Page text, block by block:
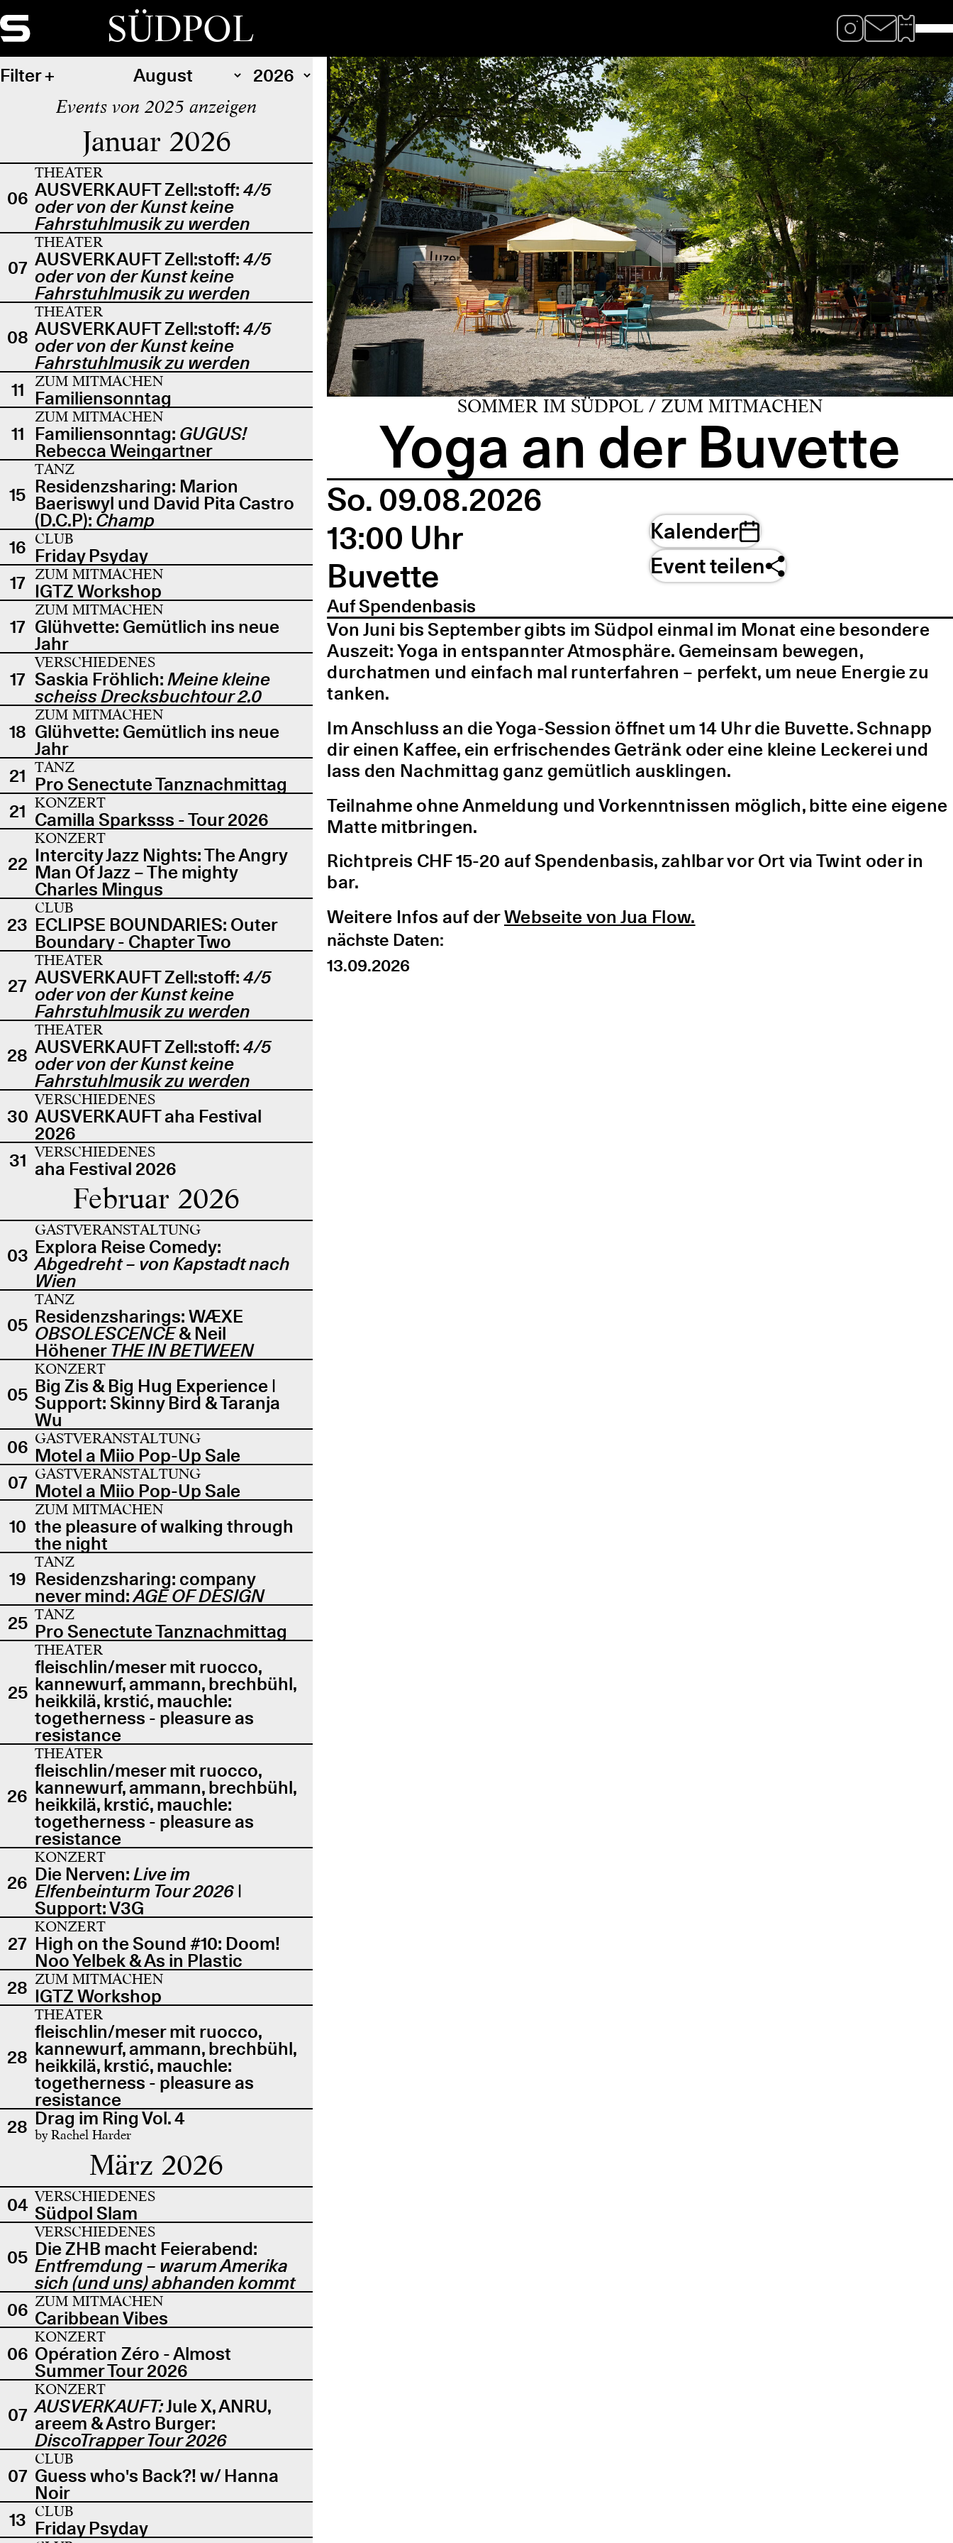
SÜDPOL
Filter
Events von 2025 anzeigen
Januar 2026
06
THEATER
AUSVERKAUFT Zell:stoff: 4/5
oder von der Kunst keine
Fahrstuhlmusik zu werden
07
THEATER
AUSVERKAUFT Zell:stoff: 4/5
oder von der Kunst keine
Fahrstuhlmusik zu werden
08
THEATER
AUSVERKAUFT Zell:stoff: 4/5
oder von der Kunst keine
Fahrstuhlmusik zu werden
11
ZUM MITMACHEN
Familiensonntag
11
ZUM MITMACHEN
Familiensonntag: GUGUS!
Rebecca Weingartner
15
TANZ
Residenzsharing: Marion
Baeriswyl und David Pita Castro
(D.C.P): Champ
16 CLUB
Friday Psyday
17 ZUM MITMACHEN
IGTZ Workshop
17
ZUM MITMACHEN
Glühvette: Gemütlich ins neue
Jahr
17
VERSCHIEDENES
Saskia Fröhlich: Meine kleine
scheiss Drecksbuchtour 2.0
18
ZUM MITMACHEN
Glühvette: Gemütlich ins neue
Jahr
21 TANZ
Pro Senectute Tanznachmittag
21 KONZERT
Camilla Sparksss - Tour 2026
22
KONZERT
Intercity Jazz Nights: The Angry
Man Of Jazz – The mighty
Charles Mingus
23
CLUB
ECLIPSE BOUNDARIES: Outer
Boundary - Chapter Two
27
THEATER
AUSVERKAUFT Zell:stoff: 4/5
oder von der Kunst keine
Fahrstuhlmusik zu werden
28
THEATER
AUSVERKAUFT Zell:stoff: 4/5
oder von der Kunst keine
Fahrstuhlmusik zu werden
30
VERSCHIEDENES
AUSVERKAUFT aha Festival
2026
31 VERSCHIEDENES
aha Festival 2026
Februar 2026
03
GASTVERANSTALTUNG
Explora Reise Comedy:
Abgedreht – von Kapstadt nach
Wien
05
TANZ
Residenzsharings: WÆXE
OBSOLESCENCE& Neil
Höhener THE IN BETWEEN
05
KONZERT
Big Zis & Big Hug Experience |
Support: Skinny Bird & Taranja
Wu
06 GASTVERANSTALTUNG
Motel a Miio Pop-Up Sale
07 GASTVERANSTALTUNG
Motel a Miio Pop-Up Sale
10
ZUM MITMACHEN
the pleasure of walking through
the night
19
TANZ
Residenzsharing: company
never mind:AGE OF DESIGN
25 TANZ
Pro Senectute Tanznachmittag
25
THEATER
fleischlin/meser mit ruocco,
kannewurf, ammann, brechbühl,
heikkilä, krstić, mauchle:
togetherness - pleasure as
resistance
26
THEATER
fleischlin/meser mit ruocco,
kannewurf, ammann, brechbühl,
heikkilä, krstić, mauchle:
togetherness - pleasure as
resistance
26
KONZERT
Die Nerven:Live im
Elfenbeinturm Tour 2026 |
Support: V3G
27
KONZERT
High on the Sound #10: Doom!
Noo Yelbek & As in Plastic
28 ZUM MITMACHEN
IGTZ Workshop
28
THEATER
fleischlin/meser mit ruocco,
kannewurf, ammann, brechbühl,
heikkilä, krstić, mauchle:
togetherness - pleasure as
resistance
28 Drag im Ring Vol. 4
by Rachel Harder
März 2026
04 VERSCHIEDENES
Südpol Slam
05
VERSCHIEDENES
Die ZHB macht Feierabend:
Entfremdung – warum Amerika
sich (und uns) abhanden kommt
06 ZUM MITMACHEN
Caribbean Vibes
06
KONZERT
Opération Zéro - Almost
Summer Tour 2026
07
KONZERT
AUSVERKAUFT:Jule X, ANRU,
areem & Astro Burger:
DiscoTrapper Tour 2026
07
CLUB
Guess who's Back?! w/ Hanna
Noir
13 CLUB
Friday Psyday
SOMMER IM SÜDPOL / ZUM MITMACHEN
Yoga an der Buvette
So. 09.08.2026
13:00 Uhr
Buvette
Auf Spendenbasis
Kalender
Event teilen
Von Juni bis September gibts im Südpol einmal im Monat eine besondere
Auszeit: Yoga in entspannter Atmosphäre. Gemeinsam bewegen,
durchatmen und einfach mal runterfahren – perfekt, um neue Energie zu
tanken.
Im Anschluss an die Yoga-Session öffnet um 14 Uhr die Buvette. Schnapp
dir einen Kaffee, ein erfrischendes Getränk oder eine kleine Leckerei und
lass den Nachmittag ganz gemütlich ausklingen.
Teilnahme ohne Anmeldung und Vorkenntnissen möglich, bitte eine eigene
Matte mitbringen.
Richtpreis CHF 15-20 auf Spendenbasis, zahlbar vor Ort via Twint oder in
bar.
Weitere Infos auf derWebseite von Jua Flow.
nächste Daten:
13.09.2026